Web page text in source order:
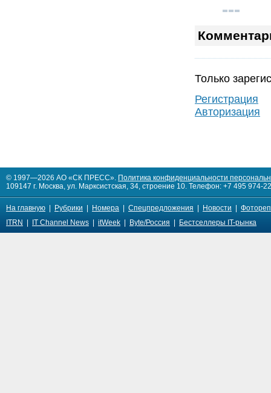
Только
Регистрация
Авторизация
© 1997—2026 АО «СК ПРЕСС». Политика конфиденциальности
109147 г. Москва, ул. Марксистская, 34, строение 10. Телефон: +7 495 974-
На главную Рубрики Номера Спецпредложения Новости
ITRN
IT Channel News itWeek Byte/Россия Бестселлеры IT-рынка